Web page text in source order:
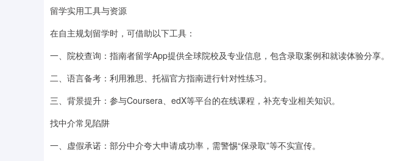
留学实用工具与资源
在自主规划留学时，可借助以下工具：
一、院校查询：指南者留学App提供全球院校及专业信息，包含录取案例和就读体验分享。
二、语言备考：利用雅思、托福官方指南进行针对性练习。
三、背景提升：参与Coursera、edX等平台的在线课程，补充专业相关知识。
找中介常见陷阱
一、虚假承诺：部分中介夸大申请成功率，需警惕“保录取”等不实宣传。